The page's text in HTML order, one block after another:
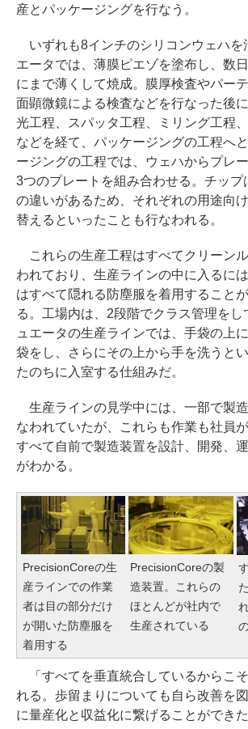
産とパッケージングを行なう。
いずれも8インチのシリコンウェハを
エータでは、薄膜ピエゾを塗布し、数
にまで薄くして焼成。膜厚検査やパー
面顕微鏡による検査などを行なった後
光工程、スパッタ工程、ミリング工程
などを経て、パッケージングの工程へ
ージングの工程では、ウェハからプレ
3つのプレートを組み合わせる。チップ
の違いがあるため、それぞれの用途向
替えるといったことも行なわれる。
これらの生産工程はすべてクリーン
われており、生産ラインの中に入るに
はすべて隠れる防塵服を着用すること
る。工場内は、2段階でクラス管理をし
ュエータの生産ラインでは、手袋の上
袋をし、さらにその上から手を洗うと
たのちに入室する仕組みだ。
生産ラインの見学中には、一部で製
なわれていたが、これらも作業も社員
すべて自前で製造装置を設計、開発、
がわかる。
PrecisionCoreの生
産ラインでの作業
者は目の部分だけ
が開いた防塵服を
着用する
PrecisionCoreの製
造装置。これらの
ほとんどが社内で
生産されている
「すべてを垂直統合しているからこ
れる。歩留まりについても自ら改善を
に量産化と収益化に繋げることができ